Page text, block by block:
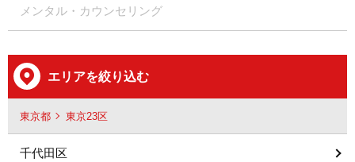
メンタル・カウンセリング
エリアを絞り込む
東京都 東京23区
千代田区